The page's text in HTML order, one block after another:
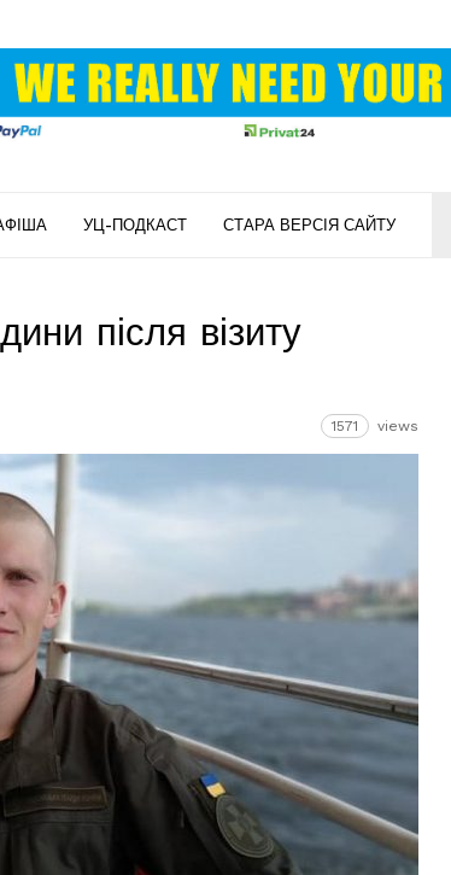
УЦ-ПОДКАСТ СТАРА ВЕРСІЯ САЙТУ
після візиту
1571 views